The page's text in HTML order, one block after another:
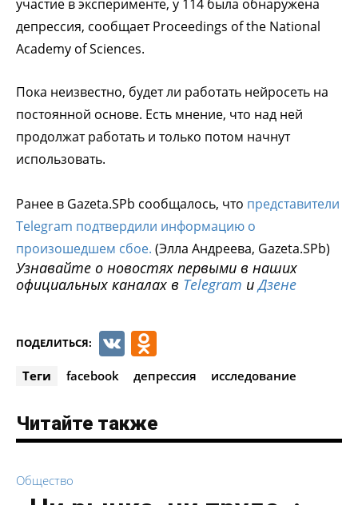
участие в эксперименте, у 114 была обнаружена
депрессия, сообщает Proceedings of the National
Academy of Sciences.
Пока неизвестно, будет ли работать нейросеть на
постоянной основе. Есть мнение, что над ней
продолжат работать и только потом начнут
использовать.
Ранее в Gazeta.SPb сообщалось, что представители
Telegram подтвердили информацию о
произошедшем сбое. (Элла Андреева, Gazeta.SPb)
Узнавайте о новостях первыми в наших
официальных каналах в Telegram иДзене
ПОДЕЛИТЬСЯ: VK
Теги facebook депрессия исследование
Читайте также
Общество